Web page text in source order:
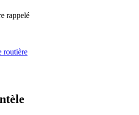
rappelé
routière